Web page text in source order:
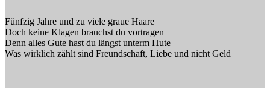
Fünfzig Jahre und zu viele graue Haare
Doch keine Klagen brauchst du vortragen
Denn alles Gute hast du längst unterm Hute
Was wirklich zählt sind Freundschaft, Liebe und nicht Geld